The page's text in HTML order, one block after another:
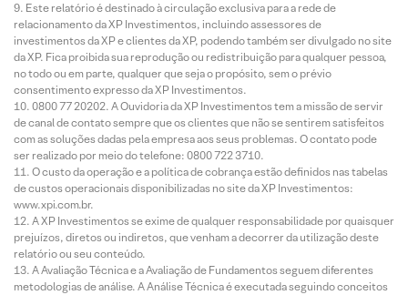
Este relatório é destinado à circulação exclusiva para a rede de
relacionamento da XP Investimentos, incluindo assessores de
investimentos da XP e clientes da XP, podendo também ser divulgado no site
da XP. Fica proibida sua reprodução ou redistribuição para qualquer pessoa,
no todo ou em parte, qualquer que seja o propósito, sem o prévio
consentimento expresso da XP Investimentos.
0800 77 20202. A Ouvidoria da XP Investimentos tem a missão de servir
de canal de contato sempre que os clientes que não se sentirem satisfeitos
com as soluções dadas pela empresa aos seus problemas. O contato pode
ser realizado por meio do telefone: 0800 722 3710.
O custo da operação e a política de cobrança estão definidos nas tabelas
de custos operacionais disponibilizadas no site da XP Investimentos:
www.xpi.com.br.
A XP Investimentos se exime de qualquer responsabilidade por quaisquer
prejuízos, diretos ou indiretos, que venham a decorrer da utilização deste
relatório ou seu conteúdo.
A Avaliação Técnica e a Avaliação de Fundamentos seguem diferentes
metodologias de análise. A Análise Técnica é executada seguindo conceitos